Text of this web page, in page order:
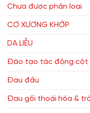
Chưa được phân loại
CƠ XƯƠNG KHỚP
DA LIỄU
Đào tạo tác động cột
Đau đầu
Đau gối thoái hóa &